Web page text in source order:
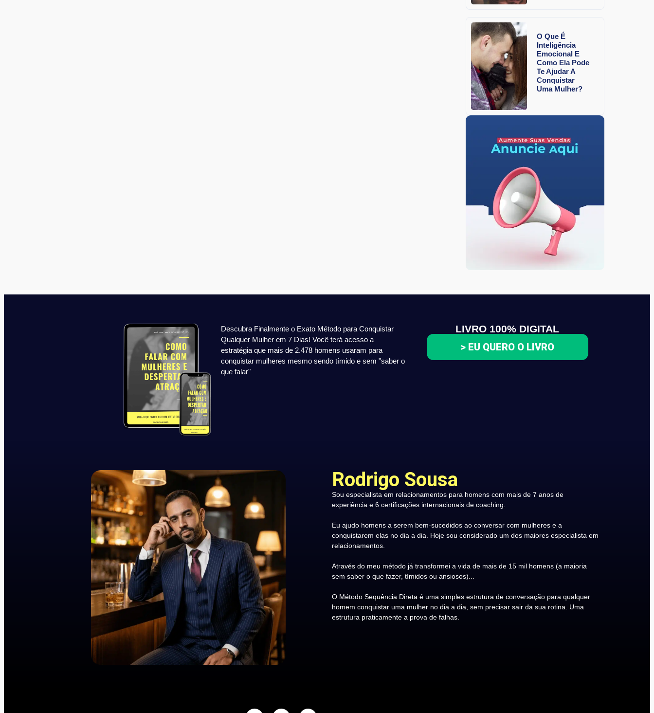
O Que É
Inteligência
Emocional E
Como Ela Pode
Te Ajudar A
Conquistar
Uma Mulher?
Descubra Finalmente o Exato Método para Conquistar
Qualquer Mulher em 7 Dias! Você terá acesso a
estratégia que mais de 2.478 homens usaram para
conquistar mulheres mesmo sendo tímido e sem "saber o
que falar"
LIVRO 100% DIGITAL
> EU QUERO O LIVRO
Rodrigo Sousa
Sou especialista em relacionamentos para homens com mais de 7 anos de
experiência e 6 certificações internacionais de coaching.
Eu ajudo homens a serem bem-sucedidos ao conversar com mulheres e a
conquistarem elas no dia a dia. Hoje sou considerado um dos maiores especialista em
relacionamentos.
Através do meu método já transformei a vida de mais de 15 mil homens (a maioria
sem saber o que fazer, tímidos ou ansiosos)...
O Método Sequência Direta é uma simples estrutura de conversação para qualquer
homem conquistar uma mulher no dia a dia, sem precisar sair da sua rotina. Uma
estrutura praticamente a prova de falhas.